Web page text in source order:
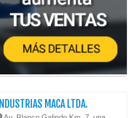
INDUSTRIAS MACA LTDA.